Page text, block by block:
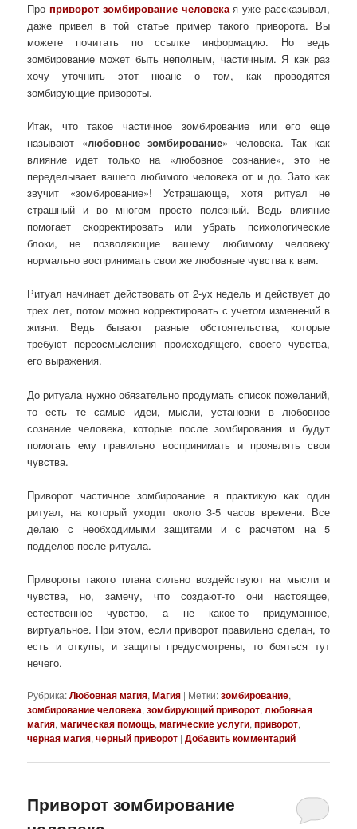
Про приворот зомбирование человекая уже рассказывал,
даже привел в той статье пример такого приворота. Вы
можете почитать по ссылке информацию. Но ведь
зомбирование может быть неполным, частичным. Я как раз
хочу уточнить этот нюанс о том, как проводятся
зомбирующие привороты.
Итак, что такое частичное зомбирование или его еще
называют «любовное зомбирование» человека. Так как
влияние идет только на «любовное сознание», это не
переделывает вашего любимого человека от и до. Зато как
звучит «зомбирование»! Устрашающе, хотя ритуал не
страшный и во многом просто полезный. Ведь влияние
помогает скорректировать или убрать психологические
блоки, не позволяющие вашему любимому человеку
нормально воспринимать свои же любовные чувства к вам.
Ритуал начинает действовать от 2-ух недель и действует до
трех лет, потом можно корректировать с учетом изменений в
жизни. Ведь бывают разные обстоятельства, которые
требуют переосмысления происходящего, своего чувства,
его выражения.
До ритуала нужно обязательно продумать список пожеланий,
то есть те самые идеи, мысли, установки в любовное
сознание человека, которые после зомбирования и будут
помогать ему правильно воспринимать и проявлять свои
чувства.
Приворот частичное зомбирование я практикую как один
ритуал, на который уходит около 3-5 часов времени. Все
делаю с необходимыми защитами и с расчетом на 5
подделов после ритуала.
Привороты такого плана сильно воздействуют на мысли и
чувства, но, замечу, что создают-то они настоящее,
естественное чувство, а не какое-то придуманное,
виртуальное. При этом, если приворот правильно сделан, то
есть и откупы, и защиты предусмотрены, то бояться тут
нечего.
Рубрика:Любовная магия,Магия | Метки:зомбирование,
зомбирование человека,зомбирующий приворот,любовная
магия,магическая помощь,магические услуги,приворот,
черная магия,черный приворот |Добавить комментарий
Приворот зомбирование